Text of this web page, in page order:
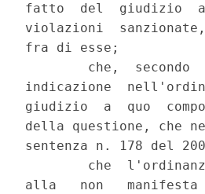
fatto  del  giudizio
violazioni
fra di esse;
che,  secondo
indicazione
giudizio  a  quo
della questione, che
sentenza n. 178 del
che
alla   non